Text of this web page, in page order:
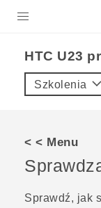
VIVE
HTC U23
Szkolenia
< < Menu
Sprawdź, jak